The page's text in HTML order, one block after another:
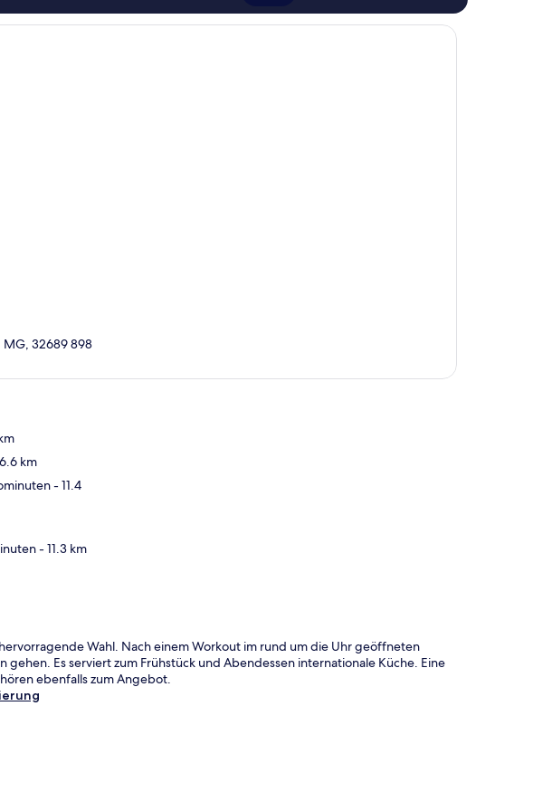
MG, 32689 898
km
- 11.4
- 11.3 km
Wahl. Nach einem Workout im rund um die Uhr geöffneten
gehen. Es serviert zum Frühstück und Abendessen internationale Küche. Eine
ebenfalls zum Angebot.